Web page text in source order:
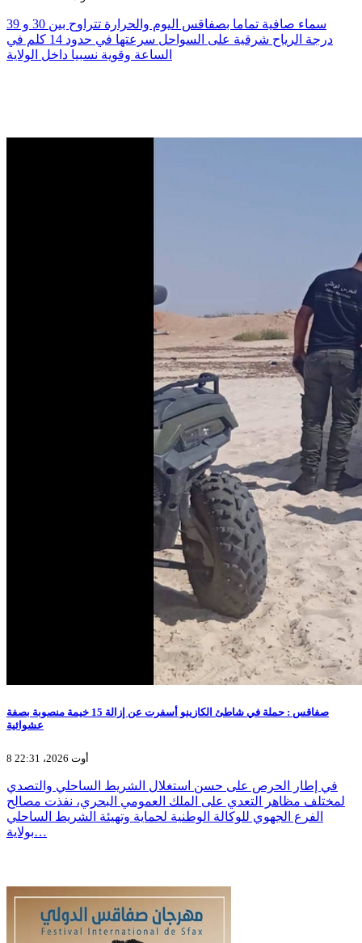
سماء صافية تماما بصفاقس اليوم والحرارة تتراوح بين 30 و 39
درجة الرياح شرقية على السواحل سرعتها في حدود 14 كلم في
الساعة وقوية نسبيا داخل الولاية
صفاقس : حملة في شاطئ الكازينو أسفرت عن إزالة 15 خيمة منصوبة بصفة
عشوائية
8 أوت 2026، 22:31
في إطار الحرص على حسن استغلال الشريط الساحلي والتصدي
لمختلف مظاهر التعدي على الملك العمومي البحري، نفذت مصالح
الفرع الجهوي للوكالة الوطنية لحماية وتهيئة الشريط الساحلي
بولاية…